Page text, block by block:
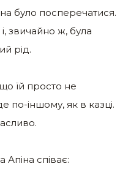
було посперечатися.
звичайно ж, була
рід.
їй просто не
по-іншому, як в казці.
співає: